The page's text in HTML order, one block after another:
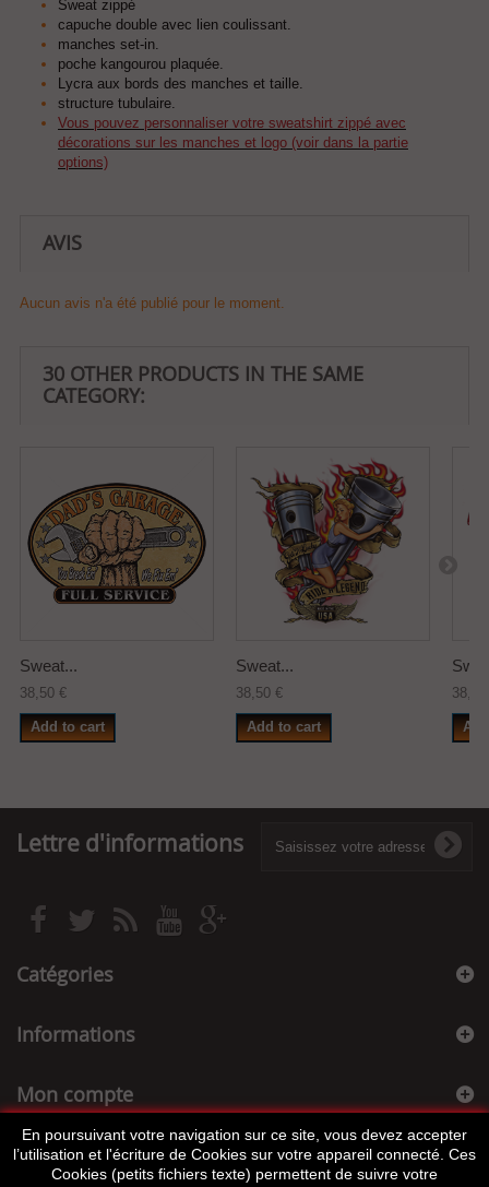
Sweat zippé
capuche double avec lien coulissant.
manches set-in.
poche kangourou plaquée.
Lycra aux bords des manches et taille.
structure tubulaire.
Vous pouvez personnaliser votre sweatshirt zippé avec
décorations sur les manches et logo (voir dans la partie
options)
AVIS
Aucun avis n'a été publié pour le moment.
30 OTHER PRODUCTS IN THE SAME
CATEGORY:
Sweat...
38,50 €
Add to cart
Sweat...
38,50 €
Add to cart
Lettre d'informations
Catégories
Informations
Mon compte
Informations sur votre boutique
En poursuivant votre navigation sur ce site, vous devez accepter
l’utilisation et l'écriture de Cookies sur votre appareil connecté. Ces
Cookies (petits fichiers texte) permettent de suivre votre